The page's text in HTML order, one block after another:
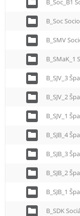
B_Soc_B1
B_Soc
B_SMV
B_SJV_3
B_SJV_2
B_SJV_1
B_SJB_4
B_SJB_3
B_SJB_2
B_SJB_1
B_SDK